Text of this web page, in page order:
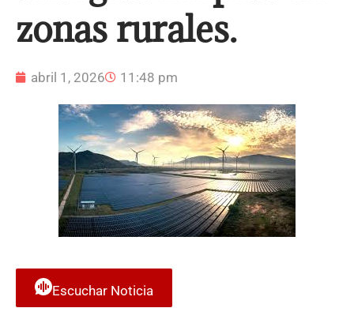
zonas rurales.
abril 1, 2026 11:48 pm
Escuchar Noticia